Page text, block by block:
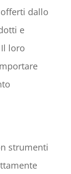
dallo
e
loro
strumenti